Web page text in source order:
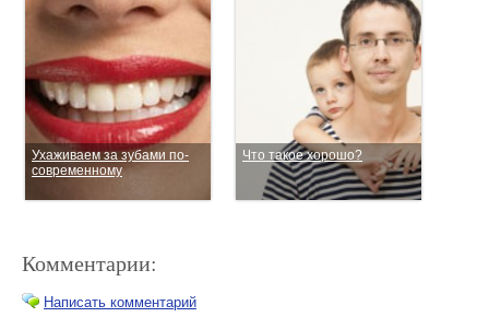
Ухаживаем за зубами по-
современному
Что такое хорошо?
Комментарии:
Написать комментарий